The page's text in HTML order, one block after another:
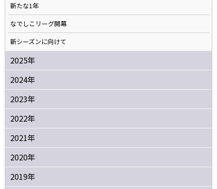
新たな1年
なでしこリーグ開幕
新シーズンに向けて
2025年
2024年
2023年
2022年
2021年
2020年
2019年